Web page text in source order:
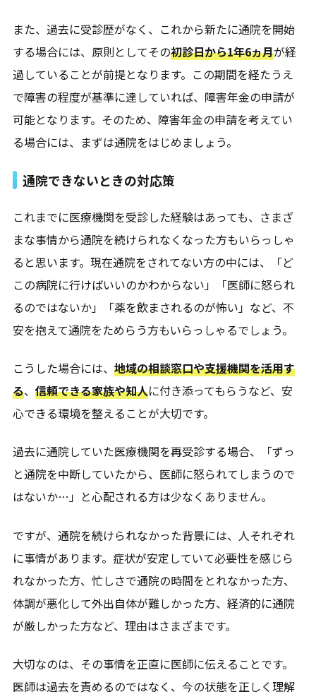
また、過去に受診歴がなく、これから新たに通院を開始
する場合には、原則としてその初診日から1年6ヵ月が経
過していることが前提となります。この期間を経たうえ
で障害の程度が基準に達していれば、障害年金の申請が
可能となります。そのため、障害年金の申請を考えてい
る場合には、まずは通院をはじめましょう。
通院できないときの対応策
これまでに医療機関を受診した経験はあっても、さまざ
まな事情から通院を続けられなくなった方もいらっしゃ
ると思います。現在通院をされてない方の中には、「ど
この病院に行けばいいのかわからない」「医師に怒られ
るのではないか」「薬を飲まされるのが怖い」など、不
安を抱えて通院をためらう方もいらっしゃるでしょう。
こうした場合には、 地域の相談窓口や支援機関を活用す
る、 信頼できる家族や知人に付き添ってもらうなど、安
心できる環境を整えることが大切です。
過去に通院していた医療機関を再受診する場合、「ずっ
と通院を中断していたから、医師に怒られてしまうので
はないか…」と心配される方は少なくありません。
ですが、通院を続けられなかった背景には、人それぞれ
に事情があります。症状が安定していて必要性を感じら
れなかった方、忙しさで通院の時間をとれなかった方、
体調が悪化して外出自体が難しかった方、経済的に通院
が厳しかった方など、理由はさまざまです。
大切なのは、その事情を正直に医師に伝えることです。
医師は過去を責めるのではなく、今の状態を正しく理解